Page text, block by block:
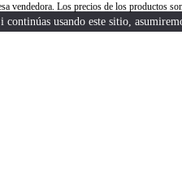
vendedora. Los precios de los
usando este sitio,